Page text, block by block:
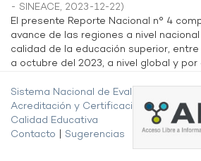
- SINEACE, 2023-12-22)
El presente Reporte Nacional n° 4
avance de las regiones a nivel
calidad de la educación superior,
a octubre del 2023, a nivel global y por
Sistema Nacional de Evaluación,
Acreditación y Certificación de la
Calidad Educativa
Contacto
Sugerencias